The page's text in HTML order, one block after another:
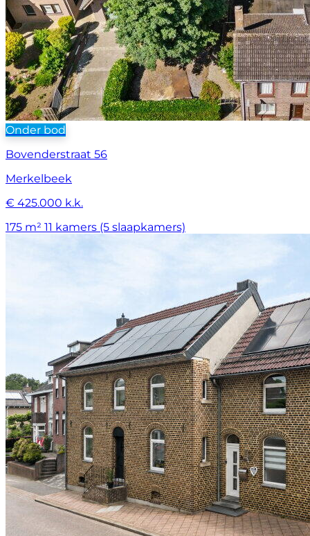
Onder bod
Bovenderstraat 56
Merkelbeek
€ 425.000 k.k.
175 m² 11 kamers (5 slaapkamers)